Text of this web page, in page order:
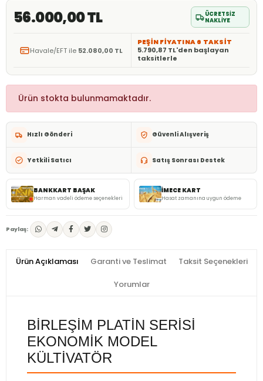
56.000,00 TL
ÜCRETSİZ
NAKLİYE
Havale/EFT ile 52.080,00 TL
PEŞİN FİYATINA 6 TAKSİT
5.790,87 TL'den başlayan
taksitlerle
Ürün stokta bulunmamaktadır.
Hızlı Gönderi Güvenli Alışveriş
Yetkili Satıcı Satış Sonrası Destek
BANKKART BAŞAK
Harman vadeli ödeme seçenekleri
İMECE KART
Hasat zamanına uygun ödeme
Paylaş:
Ürün Açıklaması Garanti ve Teslimat Taksit Seçenekleri
Yorumlar
BİRLEŞİM PLATİN SERİSİ
EKONOMİK MODEL
KÜLTİVATÖR